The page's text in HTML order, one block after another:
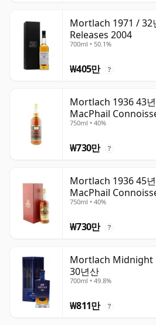
Mortlach 1971 / 32
Releases 2004
700ml • 50.1%
₩405만 ?
Mortlach 1936 43
MacPhail
750ml • 40%
₩730만 ?
Mortlach 1936 45
MacPhail
750ml • 40%
₩730만 ?
Mortlach Midnight
30년산
700ml • 49.8%
₩811만 ?